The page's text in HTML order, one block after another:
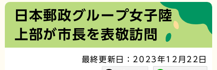
先
文
か
日本郵政グループ女子陸
上部が市長を表敬訪問
最終更新日：2023年12月22日